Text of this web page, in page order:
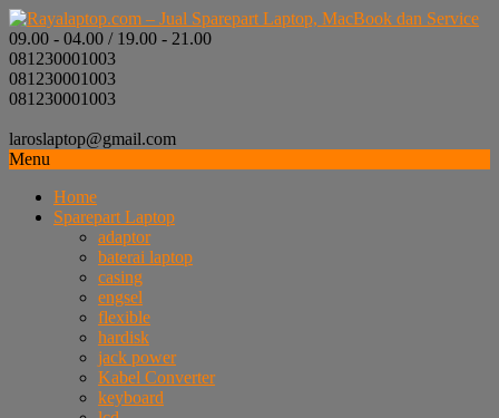
09.00 - 04.00 / 19.00 - 21.00
081230001003
081230001003
081230001003
laroslaptop@gmail.com
Menu
Home
Sparepart Laptop
adaptor
baterai laptop
casing
engsel
flexible
hardisk
jack power
Kabel Converter
keyboard